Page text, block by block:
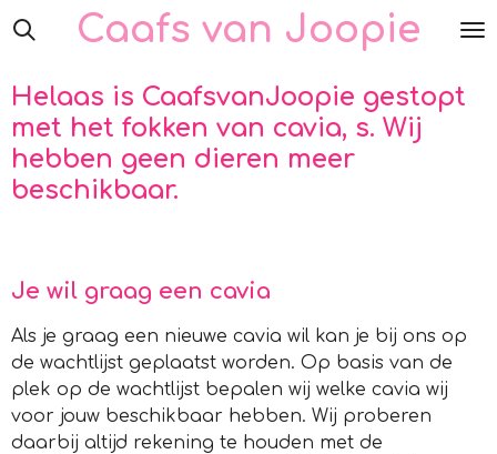
Ga
de
hoofdinhoud
Caafs van Joopie
Helaas is CaafsvanJoopie gestopt
met het fokken van cavia, s. Wij
hebben geen dieren meer
beschikbaar.
Je wil graag een cavia
Als je graag een nieuwe cavia wil kan je bij ons op
de wachtlijst geplaatst worden. Op basis van de
plek op de wachtlijst bepalen wij welke cavia wij
voor jouw beschikbaar hebben. Wij proberen
daarbij altijd rekening te houden met de